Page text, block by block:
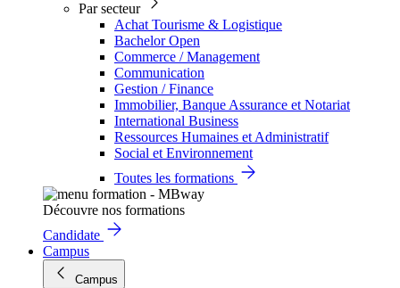
Par secteur
Achat Tourisme & Logistique
Bachelor Open
Commerce / Management
Communication
Gestion / Finance
Immobilier, Banque Assurance et Notariat
International Business
Ressources Humaines et Administratif
Social et Environnement
Toutes les formations
Découvre nos formations
Candidate
Campus
Campus